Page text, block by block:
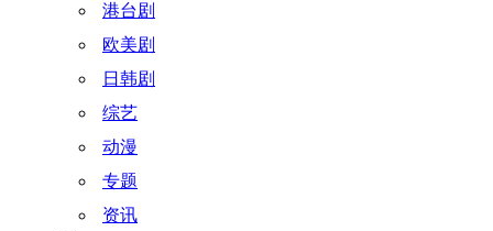
港台剧
欧美剧
日韩剧
综艺
动漫
专题
资讯